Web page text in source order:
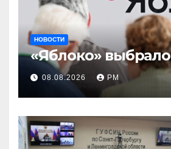
НОВОСТИ
«Яблоко» выбрало
08.08.2026 РМ